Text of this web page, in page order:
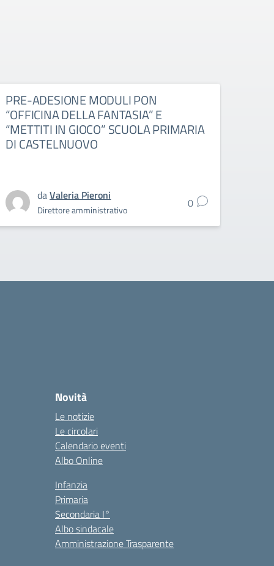
PRE-ADESIONE MODULI PON
“OFFICINA DELLA FANTASIA” E
“METTITI IN GIOCO” SCUOLA PRIMARIA
DI CASTELNUOVO
daValeria Pieroni
Direttore amministrativo 0
Novità
Le notizie
Le circolari
Calendario eventi
Albo Online
Infanzia
Primaria
Secondaria I°
Albo sindacale
Amministrazione Trasparente